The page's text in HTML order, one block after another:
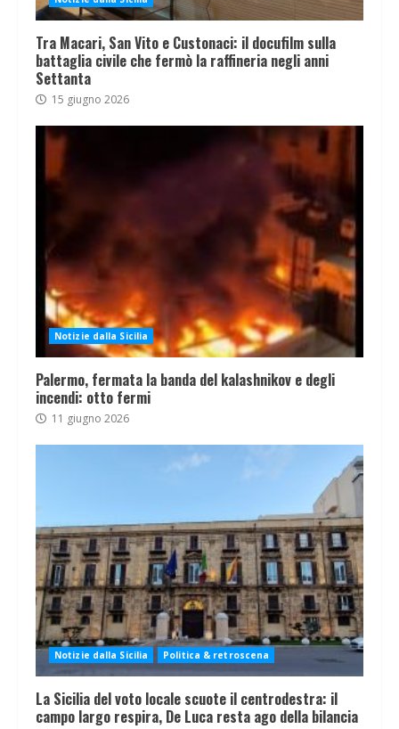
Tra Macari, San Vito e Custonaci: il docufilm sulla
battaglia civile che fermò la raffineria negli anni
Settanta
15 giugno 2026
Notizie dalla Sicilia
Palermo, fermata la banda del kalashnikov e degli
incendi: otto fermi
11 giugno 2026
Notizie dalla Sicilia Politica & retroscena
La Sicilia del voto locale scuote il centrodestra: il
campo largo respira, De Luca resta ago della bilancia